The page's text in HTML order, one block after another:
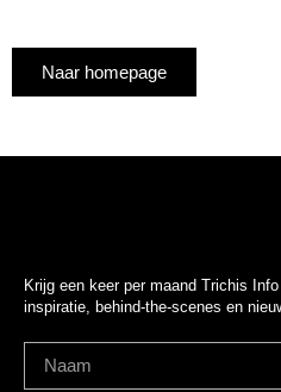
Naar homepage
Krijg een keer per maand Trichis
inspiratie, behind-the-scenes en